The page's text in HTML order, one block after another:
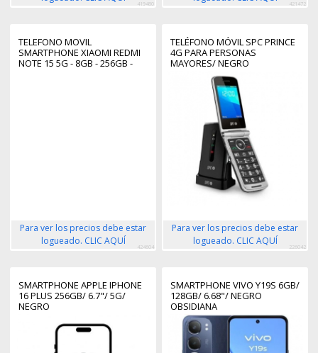
419480 421472
TELEFONO MOVIL
SMARTPHONE XIAOMI REDMI
NOTE 15 5G - 8GB - 256GB -
Para ver los precios debe estar
logueado. CLIC AQUÍ
424604
TELÉFONO MÓVIL SPC PRINCE
4G PARA PERSONAS
MAYORES/ NEGRO
Para ver los precios debe estar
logueado. CLIC AQUÍ
226042
SMARTPHONE APPLE IPHONE
16 PLUS 256GB/ 6.7"/ 5G/
NEGRO
SMARTPHONE VIVO Y19S 6GB/
128GB/ 6.68"/ NEGRO
OBSIDIANA